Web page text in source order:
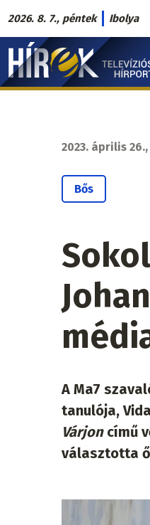
Ugrás
a
tartalomra
2026. 8. 7., péntek Ibolya
Hírek.sk
fő
2023. április 26.,
Bős
A Ma7
tanulója,
Várjoncímű
választotta